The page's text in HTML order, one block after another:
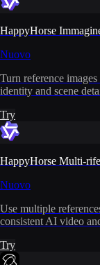
HappyHorse
Nuovo
Turn reference
identity and scene
Try
HappyHorse Multi-
Nuovo
Use multiple
consistent AI video
Try